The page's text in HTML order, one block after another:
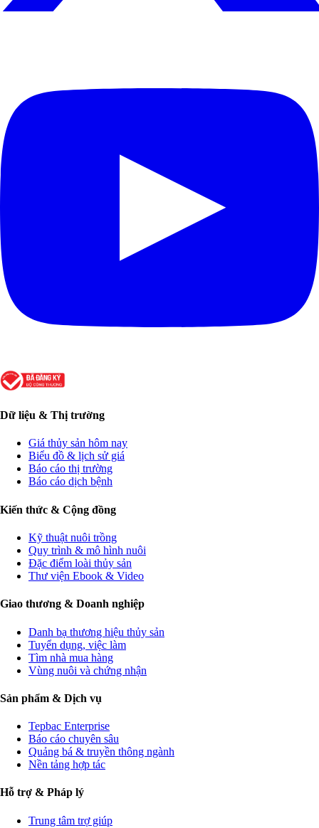
Dữ liệu & Thị trường
Giá thủy sản hôm nay
Biểu đồ & lịch sử giá
Báo cáo thị trường
Báo cáo dịch bệnh
Kiến thức & Cộng đồng
Kỹ thuật nuôi trồng
Quy trình & mô hình nuôi
Đặc điểm loài thủy sản
Thư viện Ebook & Video
Giao thương & Doanh nghiệp
Danh bạ thương hiệu thủy sản
Tuyển dụng, việc làm
Tìm nhà mua hàng
Vùng nuôi và chứng nhận
Sản phẩm & Dịch vụ
Tepbac Enterprise
Báo cáo chuyên sâu
Quảng bá & truyền thông ngành
Nền tảng hợp tác
Hỗ trợ & Pháp lý
Trung tâm trợ giúp